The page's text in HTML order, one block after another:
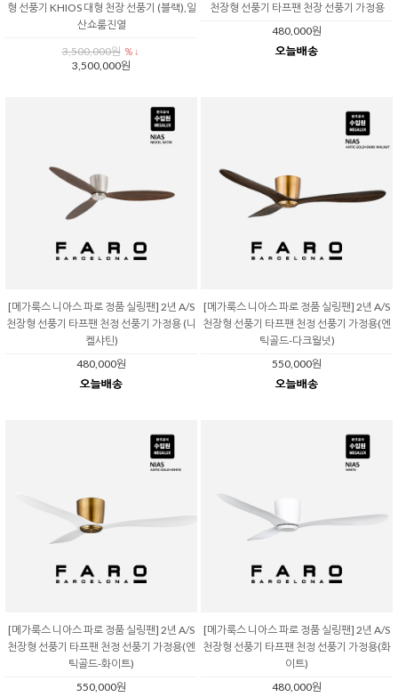
형 선풍기 KHIOS 대형 천장 선풍기 (블랙),일
산쇼룸진열
3,500,000원 % ↓
3,500,000원
천장형 선풍기 타프팬 천장 선풍기 가정용
480,000원
[메가룩스 니아스 파로 정품 실링팬] 2년 A/S
천장형 선풍기 타프팬 천정 선풍기 가정용 (니
켈샤틴)
480,000원
[메가룩스 니아스 파로 정품 실링팬] 2년 A/S
천장형 선풍기 타프팬 천정 선풍기 가정용(엔
틱골드-다크월넛)
550,000원
[메가룩스 니아스 파로 정품 실링팬] 2년 A/S
천장형 선풍기 타프팬 천정 선풍기 가정용(엔
틱골드-화이트)
550,000원
[메가룩스 니아스 파로 정품 실링팬] 2년 A/S
천장형 선풍기 타프팬 천정 선풍기 가정용(화
이트)
480,000원